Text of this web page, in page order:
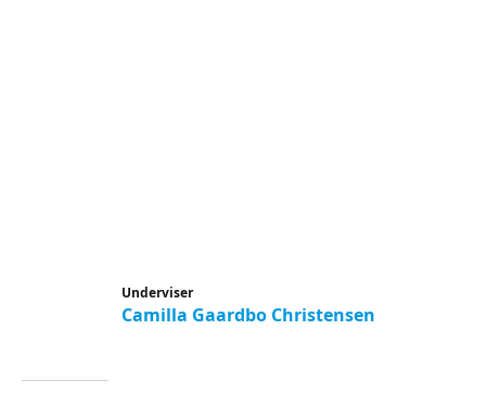
Underviser
Camilla Gaardbo Christensen